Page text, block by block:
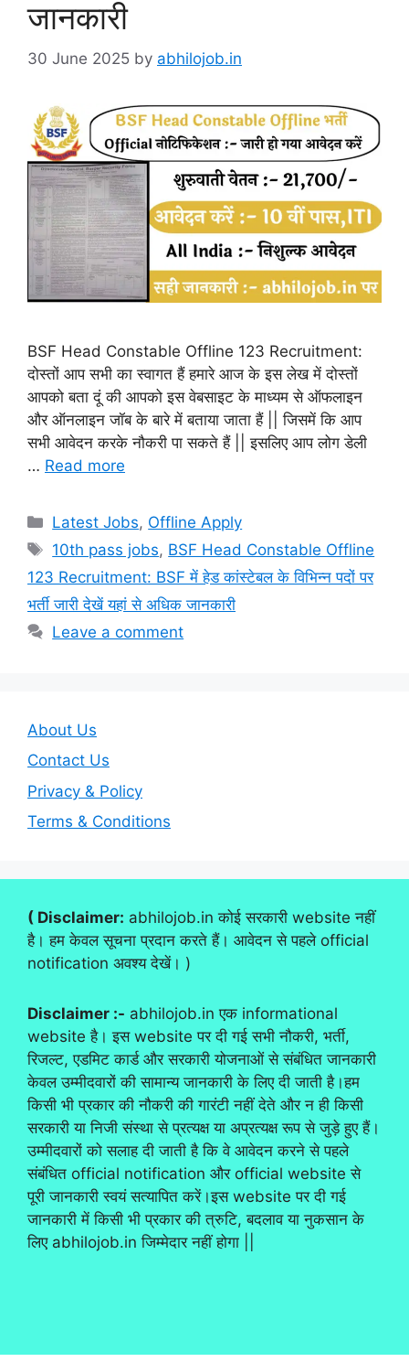
जानकारी
30 June 2025 by abhilojob.in
BSF Head Constable Offline 123 Recruitment:
दोस्तों आप सभी का स्वागत हैं हमारे आज के इस लेख में दोस्तों
आपको बता दूं की आपको इस वेबसाइट के माध्यम से ऑफलाइन
और ऑनलाइन जॉब के बारे में बताया जाता हैं || जिसमें कि आप
सभी आवेदन करके नौकरी पा सकते हैं || इसलिए आप लोग डेली
… Read more
Categories
Latest Jobs, Offline Apply
Tags
10th pass jobs, BSF Head Constable Offline
123 Recruitment: BSF में हेड कांस्टेबल के विभिन्न पदों पर
भर्ती जारी देखें यहां से अधिक जानकारी
Leave a comment
About Us
Contact Us
Privacy & Policy
Terms & Conditions
( Disclaimer: abhilojob.in कोई सरकारी website नहीं
है। हम केवल सूचना प्रदान करते हैं। आवेदन से पहले official
notification अवश्य देखें। )
Disclaimer :- abhilojob.in एक informational
website है। इस website पर दी गई सभी नौकरी, भर्ती,
रिजल्ट, एडमिट कार्ड और सरकारी योजनाओं से संबंधित जानकारी
केवल उम्मीदवारों की सामान्य जानकारी के लिए दी जाती है।हम
किसी भी प्रकार की नौकरी की गारंटी नहीं देते और न ही किसी
सरकारी या निजी संस्था से प्रत्यक्ष या अप्रत्यक्ष रूप से जुड़े हुए हैं।
उम्मीदवारों को सलाह दी जाती है कि वे आवेदन करने से पहले
संबंधित official notification और official website से
पूरी जानकारी स्वयं सत्यापित करें।इस website पर दी गई
जानकारी में किसी भी प्रकार की त्रुटि, बदलाव या नुकसान के
लिए abhilojob.in जिम्मेदार नहीं होगा ||